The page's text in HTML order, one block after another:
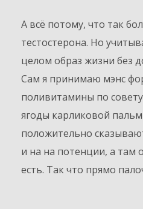
А всё потому, что так
тестостерона. Но
целом образ жизни без
Сам я принимаю мэнс
поливитамины по
ягоды карликовой
положительно
и на на потенции, а там
есть. Так что прямо